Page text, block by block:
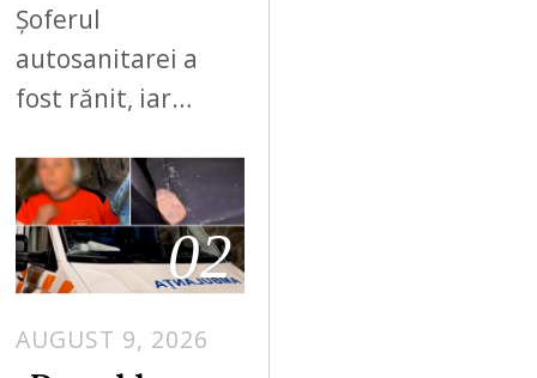
Șoferul
autosanitarei a
fost rănit, iar…
02
AUGUST 9, 2026